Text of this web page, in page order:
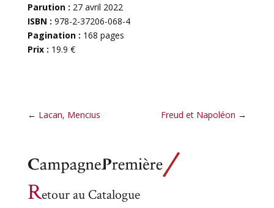
Parution : 27 avril 2022
ISBN : 978-2-37206-068-4
Pagination : 168 pages
Prix : 19.9 €
← Lacan, Mencius Freud et Napoléon →
Retour au Catalogue